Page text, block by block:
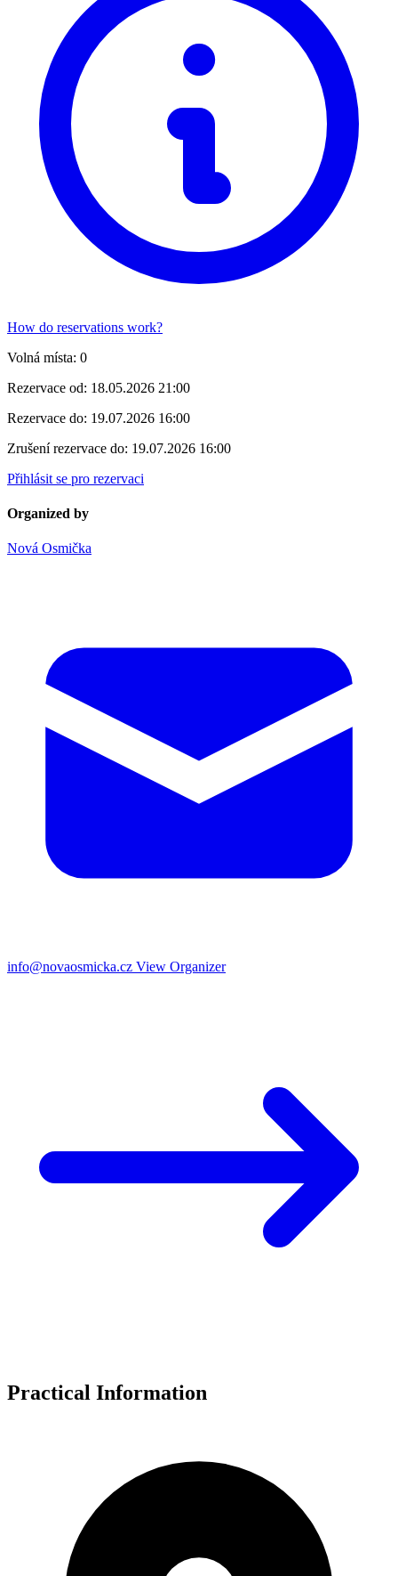
How do reservations work?
Volná místa: 0
Rezervace od: 18.05.2026 21:00
Rezervace do: 19.07.2026 16:00
Zrušení rezervace do: 19.07.2026 16:00
Přihlásit se pro rezervaci
Organized by
Nová Osmička
info@novaosmicka.cz View Organizer
Practical Information